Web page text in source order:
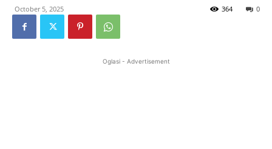
October 5, 2025 0
364
Oglasi - Advertisement